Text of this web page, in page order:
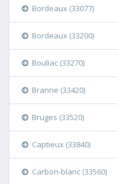
Bordeaux (33077)
Bordeaux (33200)
Bouliac (33270)
Branne (33420)
Bruges (33520)
Captieux (33840)
Carbon-blanc (33560)